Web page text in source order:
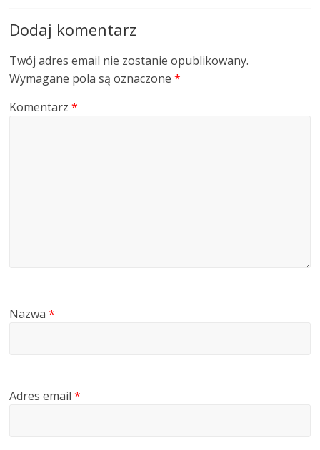
Dodaj komentarz
Twój adres email nie zostanie opublikowany.
Wymagane pola są oznaczone*
Komentarz*
Nazwa*
Adres email*